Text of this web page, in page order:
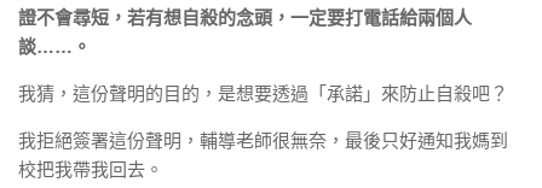
證不會尋短，若有想自殺的念頭，一定要打電話給兩個人
談……。
我猜，這份聲明的目的，是想要透過「承諾」來防止自殺吧？
我拒絕簽署這份聲明，輔導老師很無奈，最後只好通知我媽到
校把我帶我回去。